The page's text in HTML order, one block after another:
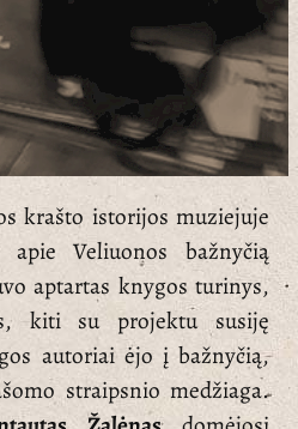
krašto istorijos muziejuje
Veliuonos bažnyčią
aptartas knygos turinys,
kiti su projektu susiję
autoriai ėjo į bažnyčią,
straipsnio medžiaga.